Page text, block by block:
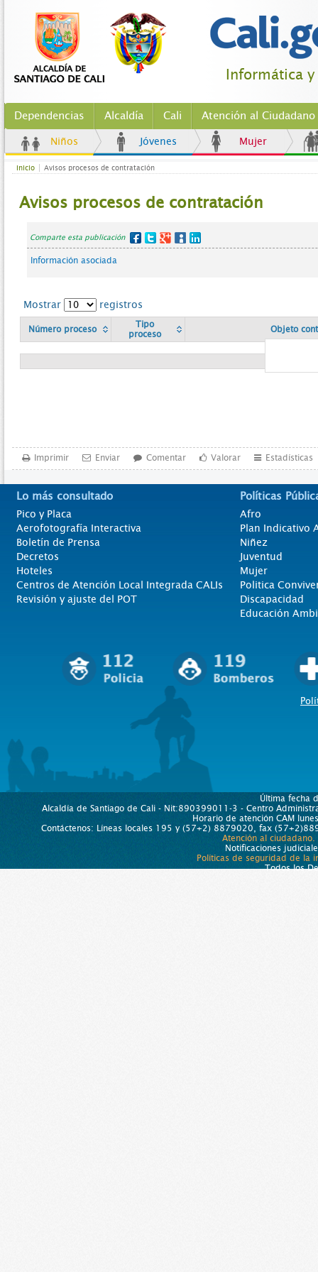
Informática
Dependencias Alcaldía Cali Atención al Ciudadano
Niños Jóvenes Mujer
Inicio Avisos procesos de contratación
Avisos procesos de contratación
Comparte esta publicación
Información asociada
Mostrar registros
Número proceso
Tipo
proceso
Objeto
Imprimir Enviar Comentar Valorar Estadísticas
Lo más consultado
Pico y Placa
Aerofotografía Interactiva
Boletín de Prensa
Decretos
Hoteles
Centros de Atención Local Integrada CALIs
Revisión y ajuste del POT
Políticas
Afro
Plan Indicativo
Niñez
Juventud
Mujer
Politica
Discapacidad
Educación
Última fecha
Alcaldía de Santiago de Cali - Nit:890399011-3 - Centro
Horario de atención CAM
Contáctenos: Líneas locales 195 y (57+2) 8879020, fax
Atención al ciudadano.
Notificaciones
Políticas de seguridad de la
Todos los